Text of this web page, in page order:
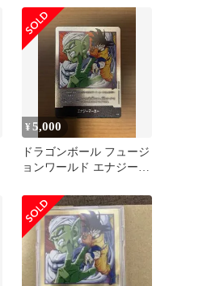
¥5,000
ドラゴンボール フュージ
ョンワールド エナジーマ